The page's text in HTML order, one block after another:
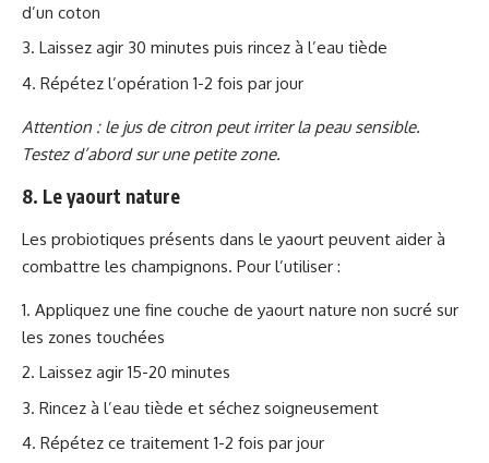
d’un coton
Laissez agir 30 minutes puis rincez à l’eau tiède
Répétez l’opération 1-2 fois par jour
Attention : le jus de citron peut irriter la peau sensible.
Testez d’abord sur une petite zone.
8. Le yaourt nature
Les probiotiques présents dans le yaourt peuvent aider à
combattre les champignons. Pour l’utiliser :
Appliquez une fine couche de yaourt nature non sucré sur
les zones touchées
Laissez agir 15-20 minutes
Rincez à l’eau tiède et séchez soigneusement
Répétez ce traitement 1-2 fois par jour